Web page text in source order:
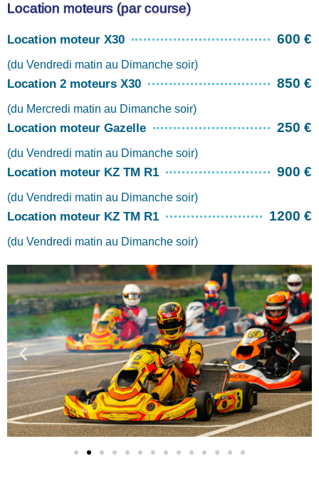
Location moteurs (par course)
Location moteur X30 600 €
(du Vendredi matin au Dimanche soir)
Location 2 moteurs X30 850 €
(du Mercredi matin au Dimanche soir)
Location moteur Gazelle 250 €
(du Vendredi matin au Dimanche soir)
Location moteur KZ TM R1 900 €
(du Vendredi matin au Dimanche soir)
Location moteur KZ TM R1 1200 €
(du Vendredi matin au Dimanche soir)